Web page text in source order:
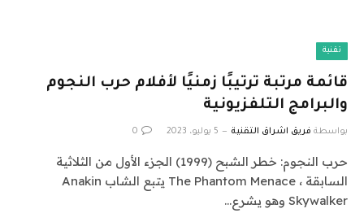
تقنية
قائمة مرتبة ترتيبًا زمنيًا لأفلام حرب النجوم
والبرامج التلفزيونية
بواسطة فريق اشراق التقنية 5 يوليو، 2023 0
حرب النجوم: خطر الشبح (1999) الجزء الأول من الثلاثية
السابقة ، The Phantom Menace يتبع الشاب Anakin
Skywalker وهو يشرع…